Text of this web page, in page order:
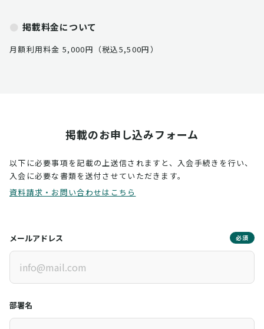
掲載料金について
月額利用料金 5,000円（税込5,500円）
掲載のお申し込みフォーム
以下に必要事項を記載の上送信されますと、入会手続きを行い、
入会に必要な書類を送付させていただきます。
資料請求・お問い合わせはこちら
メールアドレス 必須
部署名